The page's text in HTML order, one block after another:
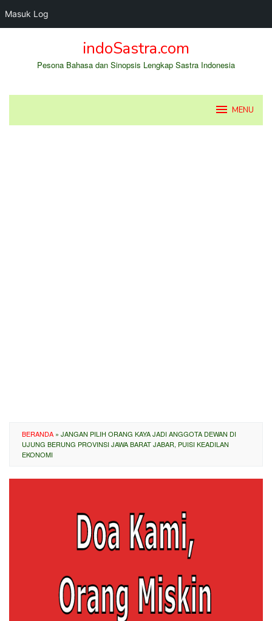
Masuk Log
indoSastra.com
Pesona Bahasa dan Sinopsis Lengkap Sastra Indonesia
MENU
BERANDA » JANGAN PILIH ORANG KAYA JADI ANGGOTA DEWAN DI
UJUNG BERUNG PROVINSI JAWA BARAT JABAR, PUISI KEADILAN
EKONOMI